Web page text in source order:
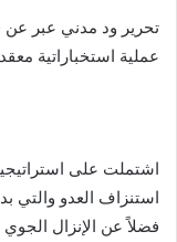
تحرير ود مدني عبر عن
عملية استخباراتية
اشتملت على
استنزاف العدو والتي
فضلاً عن الإنزال